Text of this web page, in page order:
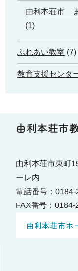
由利本荘市
(1)
ふれあい教室 (7)
教育支援センタ
由利本荘市
由利本荘市東町
ーレ内
電話番号：0184-
FAX番号：0184-
由利本荘市